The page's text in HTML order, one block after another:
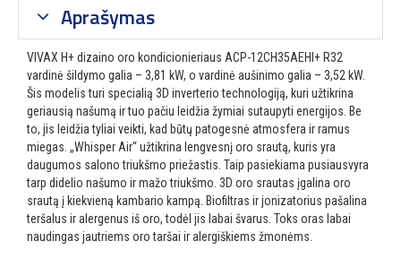
Aprašymas
VIVAX H+ dizaino oro kondicionieriaus ACP-12CH35AEHI+ R32
vardinė šildymo galia – 3,81 kW, o vardinė aušinimo galia – 3,52 kW.
Šis modelis turi specialią 3D inverterio technologiją, kuri užtikrina
geriausią našumą ir tuo pačiu leidžia žymiai sutaupyti energijos. Be
to, jis leidžia tyliai veikti, kad būtų patogesnė atmosfera ir ramus
miegas. „Whisper Air“ užtikrina lengvesnį oro srautą, kuris yra
daugumos salono triukšmo priežastis. Taip pasiekiama pusiausvyra
tarp didelio našumo ir mažo triukšmo. 3D oro srautas įgalina oro
srautą į kiekvieną kambario kampą. Biofiltras ir jonizatorius pašalina
teršalus ir alergenus iš oro, todėl jis labai švarus. Toks oras labai
naudingas jautriems oro taršai ir alergiškiems žmonėms.